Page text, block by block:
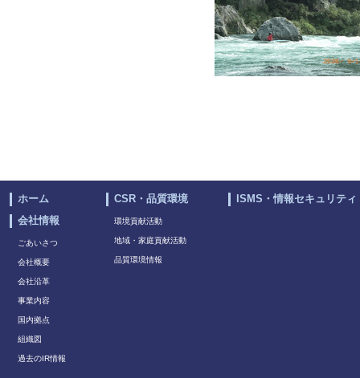
ホーム
会社情報
ごあいさつ
会社概要
会社沿革
事業内容
国内拠点
組織図
過去のIR情報
CSR・品質環境
環境貢献活動
地域・家庭貢献活動
品質環境情報
ISMS・情報セキュリティ